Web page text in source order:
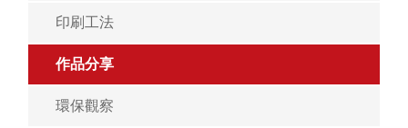
印刷工法
作品分享
環保觀察